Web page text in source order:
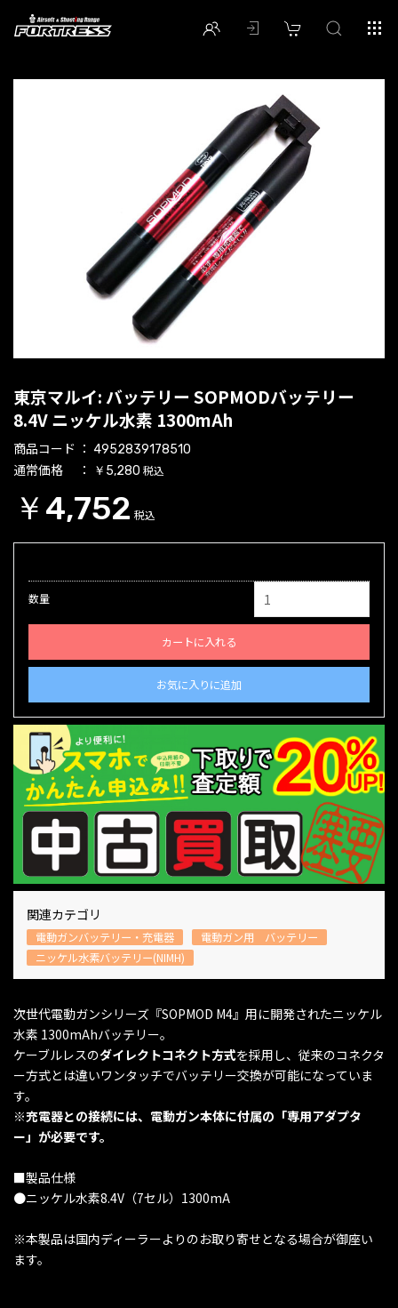
東京マルイ: バッテリー SOPMODバッテリー
8.4V ニッケル水素 1300mAh
商品コード 4952839178510
通常価格 ￥5,280 税込
￥4,752 税込
数量
カートに入れる
お気に入りに追加
関連カテゴリ
電動ガンバッテリー・充電器
電動ガン用 バッテリー
ニッケル水素バッテリー(NIMH)
次世代電動ガンシリーズ『SOPMOD M4』用に開発されたニッケル
水素 1300mAhバッテリー。
ケーブルレスのダイレクトコネクト方式を採用し、従来のコネクタ
ー方式とは違いワンタッチでバッテリー交換が可能になっていま
す。
※充電器との接続には、電動ガン本体に付属の「専用アダプタ
ー」が必要です。
■製品仕様
●ニッケル水素8.4V（7セル）1300mA
※本製品は国内ディーラーよりのお取り寄せとなる場合が御座い
ます。